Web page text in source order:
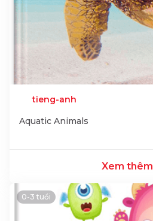
tieng-anh
Aquatic Animals
Xem thêm
0-3 tuổi